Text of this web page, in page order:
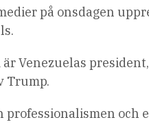
på onsdagen
är Venezuelas
Trump.
professionalismen